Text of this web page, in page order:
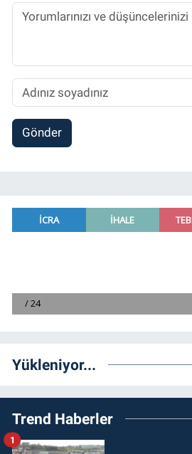
Gönder
Yükleniyor...
Trend Haberler
1